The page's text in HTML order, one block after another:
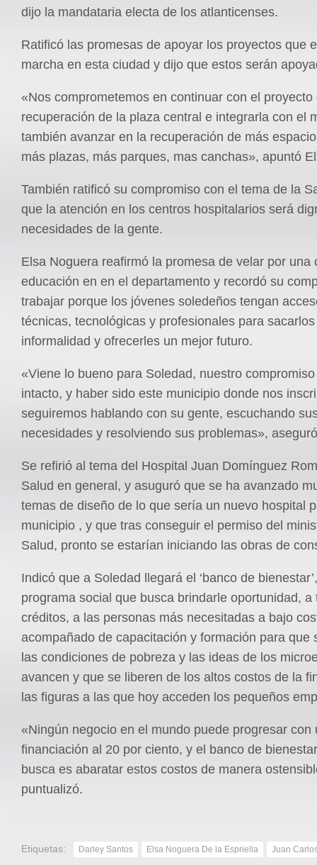
dijo la mandataria electa de los atlanticenses.
Ratificó las promesas de apoyar los proyectos que
marcha en esta ciudad y dijo que estos serán
«Nos comprometemos en continuar con el proyecto
recuperación de la plaza central e integrarla con el
también avanzar en la recuperación de más
más plazas, más parques, mas canchas», apuntó
También ratificó su compromiso con el tema de la
que la atención en los centros hospitalarios será
necesidades de la gente.
Elsa Noguera reafirmó la promesa de velar por una
educación en en el departamento y recordó su
trabajar porque los jóvenes soledeños tengan
técnicas, tecnológicas y profesionales para
informalidad y ofrecerles un mejor futuro.
«Viene lo bueno para Soledad, nuestro
intacto, y haber sido este municipio donde nos
seguiremos hablando con su gente, escuchando
necesidades y resolviendo sus problemas»,
Se refirió al tema del Hospital Juan Domínguez
Salud en general, y asuguró que se ha avanzado
temas de diseño de lo que sería un nuevo hospital
municipio , y que tras conseguir el permiso del
Salud, pronto se estarían iniciando las obras de
Indicó que a Soledad llegará el ‘banco de
programa social que busca brindarle oportunidad, a
créditos, a las personas más necesitadas a bajo
acompañado de capacitación y formación para que
las condiciones de pobreza y las ideas de los
avancen y que se liberen de los altos costos de la
las figuras a las que hoy acceden los pequeños
«Ningún negocio en el mundo puede progresar con
financiación al 20 por ciento, y el banco de
busca es abaratar estos costos de manera
puntualizó.
Etiquetas: Darley Santos Elsa Noguera De la Espriella Juan